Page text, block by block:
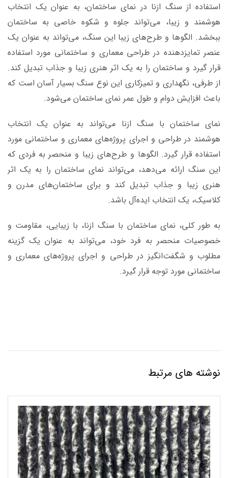
استفاده از سنگ ازنا در نمای ساختمان، به عنوان یک انتخاب
هوشمند و زیبا، می‌تواند جلوه و شکوه خاصی به ساختمان
ببخشد. الگوها و طرح‌های زیبا این سنگ، می‌تواند به عنوان یک
عنصر تمایزدهنده در طراحی معماری و ساختمانی مورد استفاده
قرار گیرد و ساختمان را به یک اثر هنری زیبا و جذاب تبدیل کند.
از طرفی، نگهداری و تمیزکاری این نوع سنگ بسیار آسان است که
باعث افزایش دوام و طول عمر نمای ساختمان می‌شود.
نمای ساختمان با سنگ ازنا می‌تواند به عنوان یک انتخاب
هوشمند در طراحی و اجرای پروژه‌های معماری و ساختمانی مورد
استفاده قرار گیرد. الگوها و طرح‌های زیبا و منحصر به فردی که
این سنگ ارائه می‌دهد، می‌تواند نمای ساختمان را به یک اثر
هنری زیبا و جذاب تبدیل کند و برای ساختمان‌های مدرن و
کلاسیک، یک انتخاب ایده‌آل باشد.
به طور کلی، نمای ساختمان با سنگ ازنا، با زیبایی، مقاومت و
خصوصیات منحصر به فرد خود، می‌تواند به عنوان یک گزینه
مطلوب و شگفت‌انگیز در طراحی و اجرای پروژه‌های معماری و
ساختمانی مورد توجه قرار گیرد.
نوشته های مرتبط